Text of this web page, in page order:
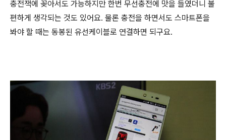
충전잭에 꽂아서도 가능하지만 한번 무선충전에 맛을 들였더니 불
편하게 생각되는 것도 있어요. 물론 충전을 하면서도 스마트폰을
봐야 할 때는 동봉된 유선케이블로 연결하면 되구요.